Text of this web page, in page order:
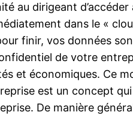
au dirigeant
dans le «
finir, vos données
de votre
et économiques. Ce
est un concept
De manière